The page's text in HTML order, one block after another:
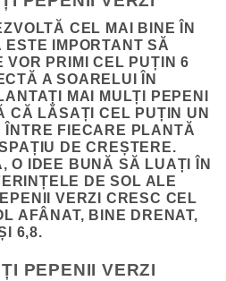
CEL MAI BINE ÎN
IMPORTANT SĂ
VOR PRIMI CEL PUȚIN 6
A SOARELUI ÎN
MAI MULȚI PEPENI
CĂ LĂSAȚI CEL PUȚIN UN
ÎNTRE FIECARE PLANTĂ
DE CREȘTERE.
O IDEE BUNĂ SĂ LUAȚI ÎN
DE SOL ALE
VERZI CRESC CEL
AFÂNAT, BINE DRENAT,
6,8.
PEPENII VERZI